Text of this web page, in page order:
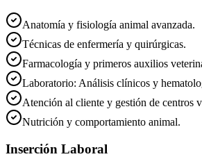
Anatomía y fisiología animal avanzada.
Técnicas de enfermería y quirúrgicas.
Farmacología y primeros auxilios
Laboratorio: Análisis clínicos y
Atención al cliente y gestión de centros
Nutrición y comportamiento animal.
Inserción Laboral